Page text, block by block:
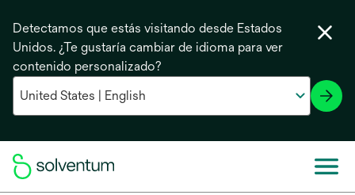
Detectamos que estás visitando desde Estados
Unidos. ¿Te gustaría cambiar de idioma para ver
contenido personalizado?